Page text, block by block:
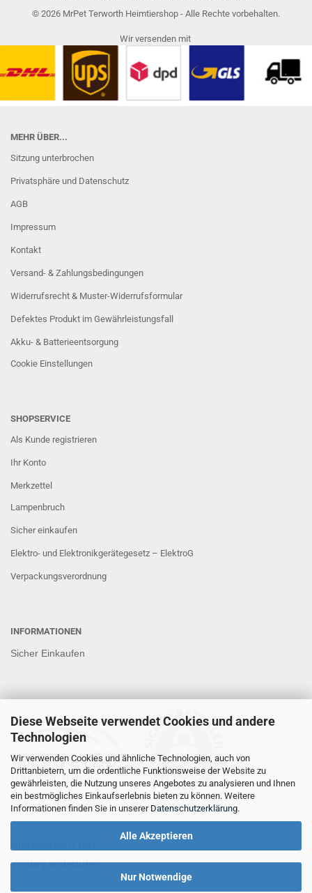
Diese Webseite verwendet Cookies und andere
Technologien
Wir verwenden Cookies und ähnliche Technologien, auch von
Drittanbietern, um die ordentliche Funktionsweise der Website zu
gewährleisten, die Nutzung unseres Angebotes zu analysieren und Ihnen
ein bestmögliches Einkaufserlebnis bieten zu können. Weitere
Informationen finden Sie in unserer Datenschutzerklärung.
Alle Akzeptieren
Nur Notwendige
© 2026 MrPet Terworth Heimtiershop - Alle Rechte vorbehalten.
Wir versenden mit
MEHR ÜBER...
Sitzung unterbrochen
Privatsphäre und Datenschutz
AGB
Impressum
Kontakt
Versand- & Zahlungsbedingungen
Widerrufsrecht & Muster-Widerrufsformular
Defektes Produkt im Gewährleistungsfall
Akku- & Batterieentsorgung
Cookie Einstellungen
SHOPSERVICE
Als Kunde registrieren
Ihr Konto
Merkzettel
Lampenbruch
Sicher einkaufen
Elektro- und Elektronikgerätegesetz – ElektroG
Verpackungsverordnung
INFORMATIONEN
Sicher Einkaufen
Vertrag widerrufen